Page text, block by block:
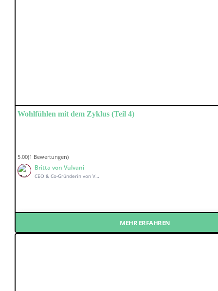
Wohlfühlen mit dem Zyklus (Teil 4)
5.00(1 Bewertungen)
Britta von Vulvani
CEO & Co-Gründerin von Vulvani
MEHR ERFAHREN